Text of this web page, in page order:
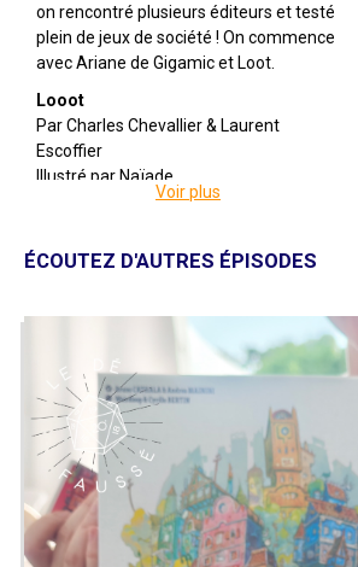
on rencontré plusieurs éditeurs et testé
plein de jeux de société ! On commence
avec Ariane de Gigamic et Loot.
Looot
Par Charles Chevallier & Laurent
Escoffier
Illustré par Naïade
Édité par Gigamic
Pour 8 ans et +
Description : Vous devez collecter des
ressources et capturer des bâtiments
en posant des vikings. Remplissez vos
drakkars et terminez vos chantiers afin
d'accumuler des points de victoire.
Accumulez le plus de richesses et vous
serez couronné Jarl des Vikings !
Emission présentée parAlex&Zephiriel
Générique parAdrien Larouzée
Voir plus
ÉCOUTEZ D'AUTRES ÉPISODES